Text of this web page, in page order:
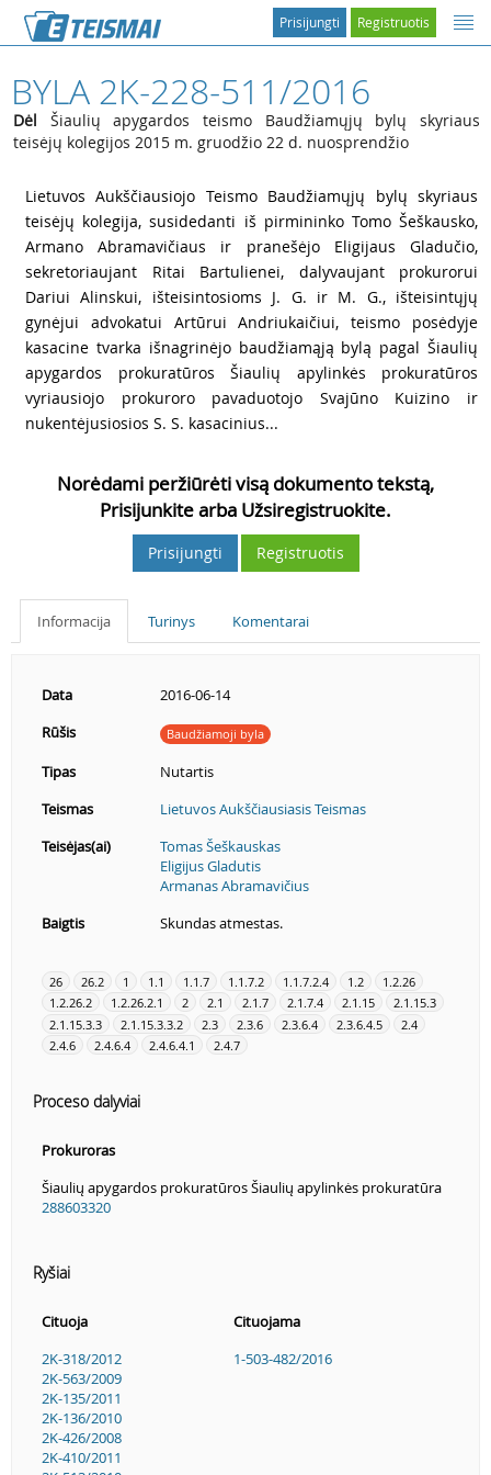
Registruotis
Prisijungti
BYLA 2K-228-511/2016
Dėl Šiaulių apygardos teismo Baudžiamųjų bylų skyriaus
teisėjų kolegijos 2015 m. gruodžio 22 d. nuosprendžio
Lietuvos Aukščiausiojo Teismo Baudžiamųjų bylų skyriaus
teisėjų kolegija, susidedanti iš pirmininko Tomo Šeškausko,
Armano Abramavičiaus ir pranešėjo Eligijaus Gladučio,
sekretoriaujant Ritai Bartulienei, dalyvaujant prokurorui
Dariui Alinskui, išteisintosioms J. G. ir M. G., išteisintųjų
gynėjui advokatui Artūrui Andriukaičiui, teismo posėdyje
kasacine tvarka išnagrinėjo baudžiamąją bylą pagal Šiaulių
apygardos prokuratūros Šiaulių apylinkės prokuratūros
vyriausiojo prokuroro pavaduotojo Svajūno Kuizino ir
nukentėjusiosios S. S. kasacinius...
Norėdami peržiūrėti visą dokumento tekstą,
Prisijunkite arba Užsiregistruokite.
Prisijungti Registruotis
Informacija Turinys Komentarai
Data
2016-06-14
Rūšis
Baudžiamoji byla
Tipas
Nutartis
Teismas
Lietuvos Aukščiausiasis Teismas
Teisėjas(ai)
Tomas Šeškauskas
Eligijus Gladutis
Armanas Abramavičius
Baigtis
Skundas atmestas.
26 26.2 1 1.1 1.1.7 1.1.7.2 1.1.7.2.4 1.2
1.2.26
1.2.26.2
1.2.26.2.1 2 2.1 2.1.7 2.1.7.4 2.1.15
2.1.15.3
2.1.15.3.3
2.1.15.3.3.2 2.3 2.3.6 2.3.6.4 2.3.6.4.5
2.4
2.4.6
2.4.6.4 2.4.6.4.1 2.4.7
Proceso dalyviai
Prokuroras
Šiaulių apygardos prokuratūros Šiaulių apylinkės prokuratūra
288603320
Ryšiai
Cituoja
Cituojama
2K-318/2012
2K-563/2009
2K-135/2011
2K-136/2010
2K-426/2008
2K-410/2011
1-503-482/2016